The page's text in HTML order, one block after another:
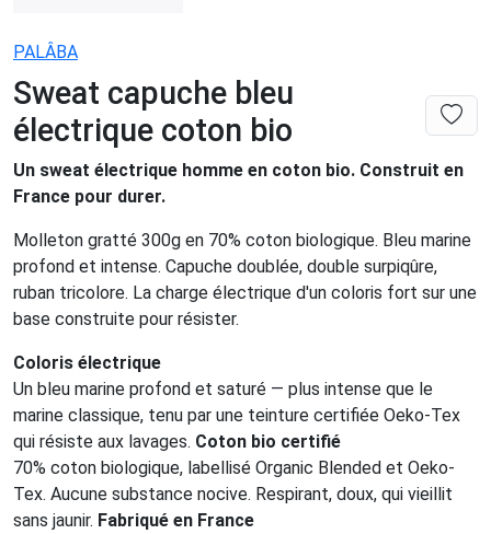
PALÂBA
Sweat capuche bleu
électrique coton bio
Un sweat électrique homme en coton bio. Construit en
France pour durer.
Molleton gratté 300g en 70% coton biologique. Bleu marine
profond et intense. Capuche doublée, double surpiqûre,
ruban tricolore. La charge électrique d'un coloris fort sur une
base construite pour résister.
Coloris électrique
Un bleu marine profond et saturé — plus intense que le
marine classique, tenu par une teinture certifiée Oeko-Tex
qui résiste aux lavages. Coton bio certifié
70% coton biologique, labellisé Organic Blended et Oeko-
Tex. Aucune substance nocive. Respirant, doux, qui vieillit
sans jaunir. Fabriqué en France